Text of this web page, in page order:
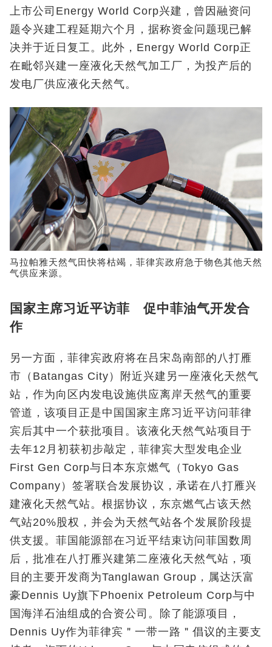
上市公司Energy World Corp兴建，曾因融资问
题令兴建工程延期六个月，据称资金问题现已解
决并于近日复工。此外，Energy World Corp正
在毗邻兴建一座液化天然气加工厂，为投产后的
发电厂供应液化天然气。
马拉帕雅天然气田快将枯竭，菲律宾政府急于物色其他天然
气供应来源。
国家主席习近平访菲 促中菲油气开发合
作
另一方面，菲律宾政府将在吕宋岛南部的八打雁
市（Batangas City）附近兴建另一座液化天然气
站，作为向区内发电设施供应离岸天然气的重要
管道，该项目正是中国国家主席习近平访问菲律
宾后其中一个获批项目。该液化天然气站项目于
去年12月初获初步敲定，菲律宾大型发电企业
First Gen Corp与日本东京燃气（Tokyo Gas
Company）签署联合发展协议，承诺在八打雁兴
建液化天然气站。根据协议，东京燃气占该天然
气站20%股权，并会为天然气站各个发展阶段提
供支援。菲国能源部在习近平结束访问菲国数周
后，批准在八打雁兴建第二座液化天然气站，项
目的主要开发商为Tanglawan Group，属达沃富
豪Dennis Uy旗下Phoenix Petroleum Corp与中
国海洋石油组成的合资公司。除了能源项目，
Dennis Uy作为菲律宾＂一带一路＂倡议的主要支